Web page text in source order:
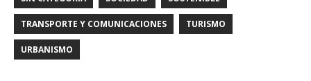
TRANSPORTE Y COMUNICACIONES TURISMO
URBANISMO